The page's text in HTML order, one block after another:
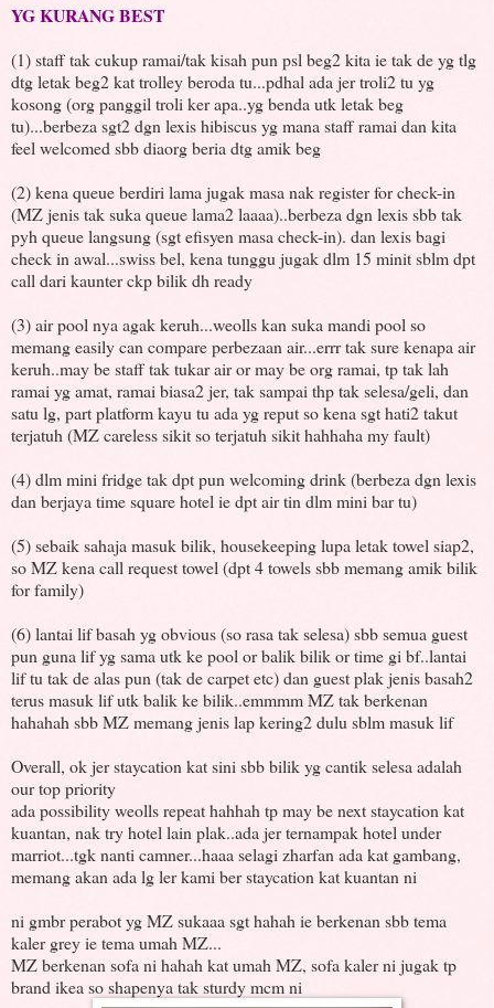
YG KURANG BEST
(1) staff tak cukup ramai/tak kisah pun psl beg2 kita ie tak de yg tlg
dtg letak beg2 kat trolley beroda tu...pdhal ada jer troli2 tu yg
kosong (org panggil troli ker apa..yg benda utk letak beg
tu)...berbeza sgt2 dgn lexis hibiscus yg mana staff ramai dan kita
feel welcomed sbb diaorg beria dtg amik beg
(2) kena queue berdiri lama jugak masa nak register for check-in
(MZ jenis tak suka queue lama2 laaaa)..berbeza dgn lexis sbb tak
pyh queue langsung (sgt efisyen masa check-in). dan lexis bagi
check in awal...swiss bel, kena tunggu jugak dlm 15 minit sblm dpt
call dari kaunter ckp bilik dh ready
(3) air pool nya agak keruh...weolls kan suka mandi pool so
memang easily can compare perbezaan air...errr tak sure kenapa air
keruh..may be staff tak tukar air or may be org ramai, tp tak lah
ramai yg amat, ramai biasa2 jer, tak sampai thp tak selesa/geli, dan
satu lg, part platform kayu tu ada yg reput so kena sgt hati2 takut
terjatuh (MZ careless sikit so terjatuh sikit hahhaha my fault)
(4) dlm mini fridge tak dpt pun welcoming drink (berbeza dgn lexis
dan berjaya time square hotel ie dpt air tin dlm mini bar tu)
(5) sebaik sahaja masuk bilik, housekeeping lupa letak towel siap2,
so MZ kena call request towel (dpt 4 towels sbb memang amik bilik
for family)
(6) lantai lif basah yg obvious (so rasa tak selesa) sbb semua guest
pun guna lif yg sama utk ke pool or balik bilik or time gi bf..lantai
lif tu tak de alas pun (tak de carpet etc) dan guest plak jenis basah2
terus masuk lif utk balik ke bilik..emmmm MZ tak berkenan
hahahah sbb MZ memang jenis lap kering2 dulu sblm masuk lif
Overall, ok jer staycation kat sini sbb bilik yg cantik selesa adalah
our top priority
ada possibility weolls repeat hahhah tp may be next staycation kat
kuantan, nak try hotel lain plak..ada jer ternampak hotel under
marriot...tgk nanti camner...haaa selagi zharfan ada kat gambang,
memang akan ada lg ler kami ber staycation kat kuantan ni
ni gmbr perabot yg MZ sukaaa sgt hahah ie berkenan sbb tema
kaler grey ie tema umah MZ...
MZ berkenan sofa ni hahah kat umah MZ, sofa kaler ni jugak tp
brand ikea so shapenya tak sturdy mcm ni